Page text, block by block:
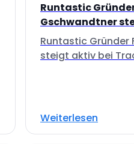
Runtastic
Gschwandtner
Runtastic Gründer
steigt aktiv bei
Weiterlesen